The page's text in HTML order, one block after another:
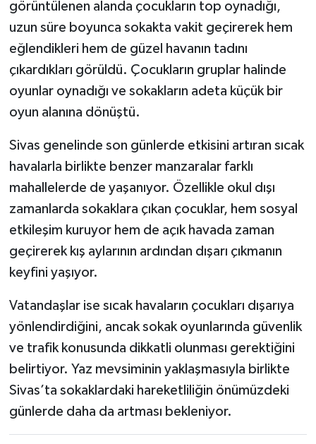
görüntülenen alanda çocukların top oynadığı,
uzun süre boyunca sokakta vakit geçirerek hem
eğlendikleri hem de güzel havanın tadını
çıkardıkları görüldü. Çocukların gruplar halinde
oyunlar oynadığı ve sokakların adeta küçük bir
oyun alanına dönüştü.
Sivas genelinde son günlerde etkisini artıran sıcak
havalarla birlikte benzer manzaralar farklı
mahallelerde de yaşanıyor. Özellikle okul dışı
zamanlarda sokaklara çıkan çocuklar, hem sosyal
etkileşim kuruyor hem de açık havada zaman
geçirerek kış aylarının ardından dışarı çıkmanın
keyfini yaşıyor.
Vatandaşlar ise sıcak havaların çocukları dışarıya
yönlendirdiğini, ancak sokak oyunlarında güvenlik
ve trafik konusunda dikkatli olunması gerektiğini
belirtiyor. Yaz mevsiminin yaklaşmasıyla birlikte
Sivas’ta sokaklardaki hareketliliğin önümüzdeki
günlerde daha da artması bekleniyor.